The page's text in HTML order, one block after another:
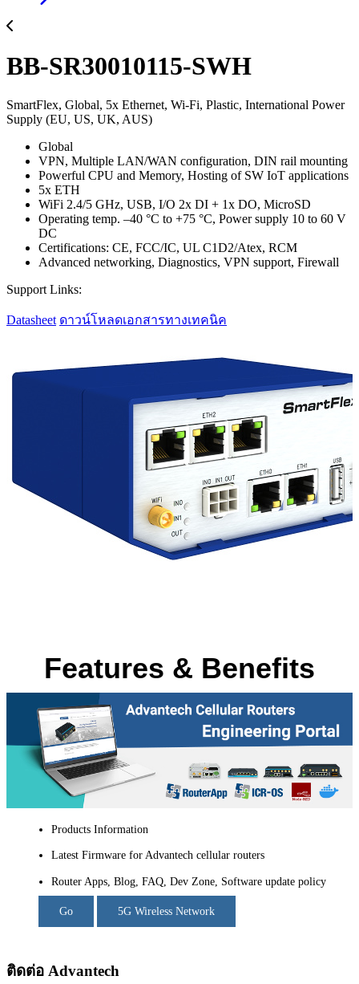
BB-SR30010115-SWH
SmartFlex, Global, 5x Ethernet, Wi-Fi, Plastic, International Power
Supply (EU, US, UK, AUS)
Global
VPN, Multiple LAN/WAN configuration, DIN rail mounting
Powerful CPU and Memory, Hosting of SW IoT applications
5x ETH
WiFi 2.4/5 GHz, USB, I/O 2x DI + 1x DO, MicroSD
Operating temp. –40 °C to +75 °C, Power supply 10 to 60 V
DC
Certifications: CE, FCC/IC, UL C1D2/Atex, RCM
Advanced networking, Diagnostics, VPN support, Firewall
Support Links:
Datasheet ดาวน์โหลดเอกสารทางเทคนิค
Features & Benefits
Products Information
Latest Firmware for Advantech cellular routers
Router Apps, Blog, FAQ, Dev Zone, Software update policy
Go 5G Wireless Network
ติดต่อ Advantech